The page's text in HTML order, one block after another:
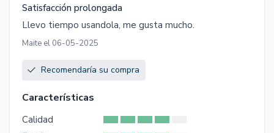
Satisfacción prolongada
Llevo tiempo usandola, me gusta mucho.
Maite el 06-05-2025
Recomendaría su compra
Características
Calidad